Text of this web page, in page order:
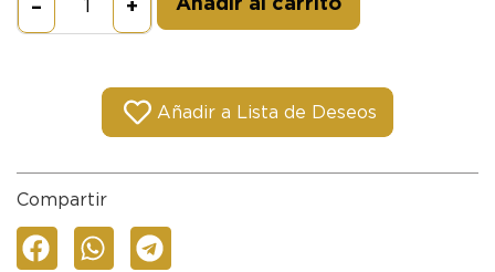
– + Añadir al carrito
Añadir a Lista de Deseos
Compartir